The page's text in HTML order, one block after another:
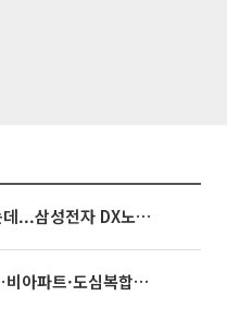
3445억 자사주 지급 마쳤는데...삼성전자 DX노조, 뒤늦은 '떼쓰기 집회'
영끌 '주택공급' 대책 임박⋯비아파트·도심복합까지 총동원